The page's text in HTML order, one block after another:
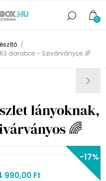
0
/
darabos - Szivárványos 🌈
lányoknak,
🌈
-17%
990,00 Ft